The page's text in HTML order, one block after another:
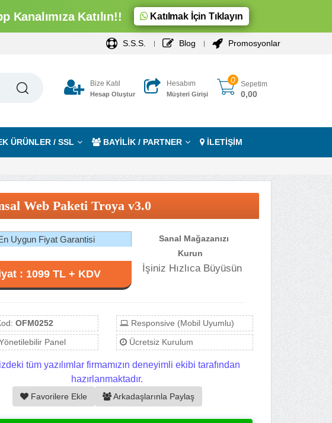
Kanalımıza Katılın!! Katılmak İçin Tıklayın
S.S.S. Blog Promosyonlar
Bize Katıl
Hesap Oluştur
Hesabım
Müşteri Girişi
0 Sepetim
0,00
ÜRÜNLER / SSL BAYİLİK / PARTNER İLETİŞİM
Web Paketi Troya v3.0
Uygun Fiyat Garantisi
Sanal Mağazanızı
Kurun
: 1099 TL + KDV İşiniz Hızlıca Büyüsün
OFM0252
Responsive (Mobil Uyumlu)
Panel
Ücretsiz Kurulum
tüm yazılımlar firmamızın deneyimli ekibi tarafından
hazırlanmaktadır.
Favorilere Ekle Arkadaşlarınla Paylaş